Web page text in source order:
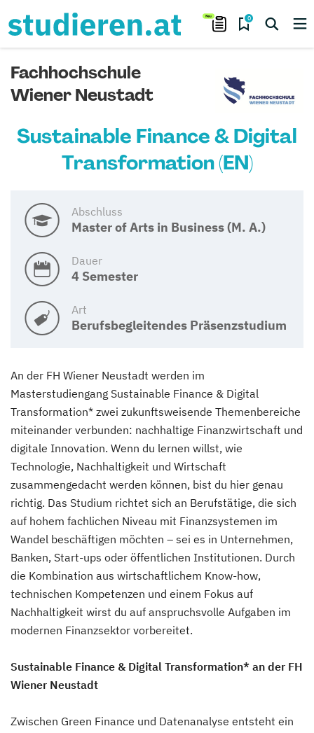
0
Fachhochschule
Wiener Neustadt
Sustainable Finance & Digital
Transformation (EN)
Abschluss
Master of Arts in Business (M. A.)
Dauer
4 Semester
Art
Berufsbegleitendes Präsenzstudium
An der FH Wiener Neustadt werden im
Masterstudiengang Sustainable Finance & Digital
Transformation* zwei zukunftsweisende Themenbereiche
miteinander verbunden: nachhaltige Finanzwirtschaft und
digitale Innovation. Wenn du lernen willst, wie
Technologie, Nachhaltigkeit und Wirtschaft
zusammengedacht werden können, bist du hier genau
richtig. Das Studium richtet sich an Berufstätige, die sich
auf hohem fachlichen Niveau mit Finanzsystemen im
Wandel beschäftigen möchten – sei es in Unternehmen,
Banken, Start-ups oder öffentlichen Institutionen. Durch
die Kombination aus wirtschaftlichem Know-how,
technischen Kompetenzen und einem Fokus auf
Nachhaltigkeit wirst du auf anspruchsvolle Aufgaben im
modernen Finanzsektor vorbereitet.
Sustainable Finance & Digital Transformation* an der FH
Wiener Neustadt
Zwischen Green Finance und Datenanalyse entsteht ein